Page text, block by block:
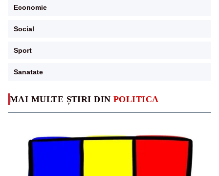
MAI MULTE ȘTIRI DIN POLITICA
Economie
Social
Sport
Sanatate